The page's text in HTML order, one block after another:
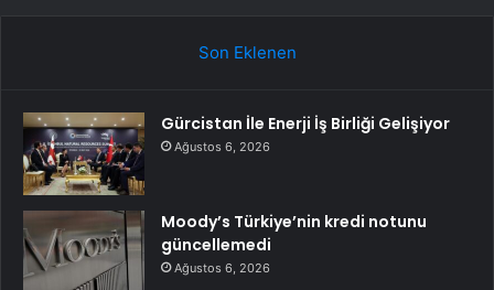
Son Eklenen
Gürcistan İle Enerji İş Birliği Gelişiyor
Ağustos 6, 2026
Moody’s Türkiye’nin kredi notunu
güncellemedi
Ağustos 6, 2026